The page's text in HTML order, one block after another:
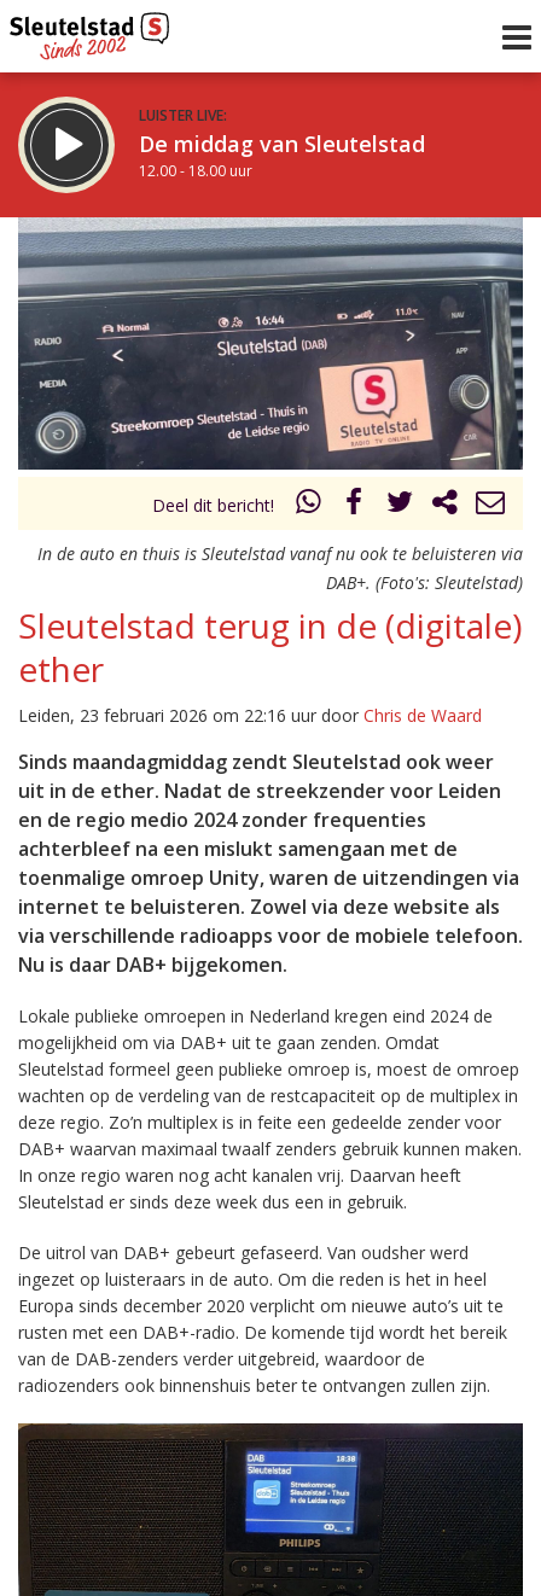
LUISTER LIVE:
De middag van Sleutelstad
12.00 - 18.00 uur
STRAKS:
De avond van Sleutelstad
18.00 - 19.00 uur
Vorig uur
uur 1 van 0 Volgend uur
Deel dit bericht!
In de auto en thuis is Sleutelstad vanaf nu ook te beluisteren via
DAB+. (Foto's: Sleutelstad)
Sleutelstad terug in de (digitale)
ether
Leiden, 23 februari 2026 om 22:16 uur door Chris de Waard
Sinds maandagmiddag zendt Sleutelstad ook weer
uit in de ether. Nadat de streekzender voor Leiden
en de regio medio 2024 zonder frequenties
achterbleef na een mislukt samengaan met de
toenmalige omroep Unity, waren de uitzendingen via
internet te beluisteren. Zowel via deze website als
via verschillende radioapps voor de mobiele telefoon.
Nu is daar DAB+ bijgekomen.
Lokale publieke omroepen in Nederland kregen eind 2024 de
mogelijkheid om via DAB+ uit te gaan zenden. Omdat
Sleutelstad formeel geen publieke omroep is, moest de omroep
wachten op de verdeling van de restcapaciteit op de multiplex in
deze regio. Zo’n multiplex is in feite een gedeelde zender voor
DAB+ waarvan maximaal twaalf zenders gebruik kunnen maken.
In onze regio waren nog acht kanalen vrij. Daarvan heeft
Sleutelstad er sinds deze week dus een in gebruik.
De uitrol van DAB+ gebeurt gefaseerd. Van oudsher werd
ingezet op luisteraars in de auto. Om die reden is het in heel
Europa sinds december 2020 verplicht om nieuwe auto’s uit te
rusten met een DAB+-radio. De komende tijd wordt het bereik
van de DAB-zenders verder uitgebreid, waardoor de
radiozenders ook binnenshuis beter te ontvangen zullen zijn.